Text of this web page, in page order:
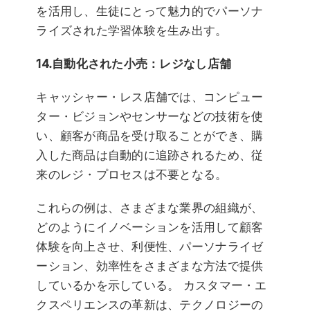
を活用し、生徒にとって魅力的でパーソナ
ライズされた学習体験を生み出す。
14.自動化された小売：レジなし店舗
キャッシャー・レス店舗では、コンピュー
ター・ビジョンやセンサーなどの技術を使
い、顧客が商品を受け取ることができ、購
入した商品は自動的に追跡されるため、従
来のレジ・プロセスは不要となる。
これらの例は、さまざまな業界の組織が、
どのようにイノベーションを活用して顧客
体験を向上させ、利便性、パーソナライゼ
ーション、効率性をさまざまな方法で提供
しているかを示している。 カスタマー・エ
クスペリエンスの革新は、テクノロジーの